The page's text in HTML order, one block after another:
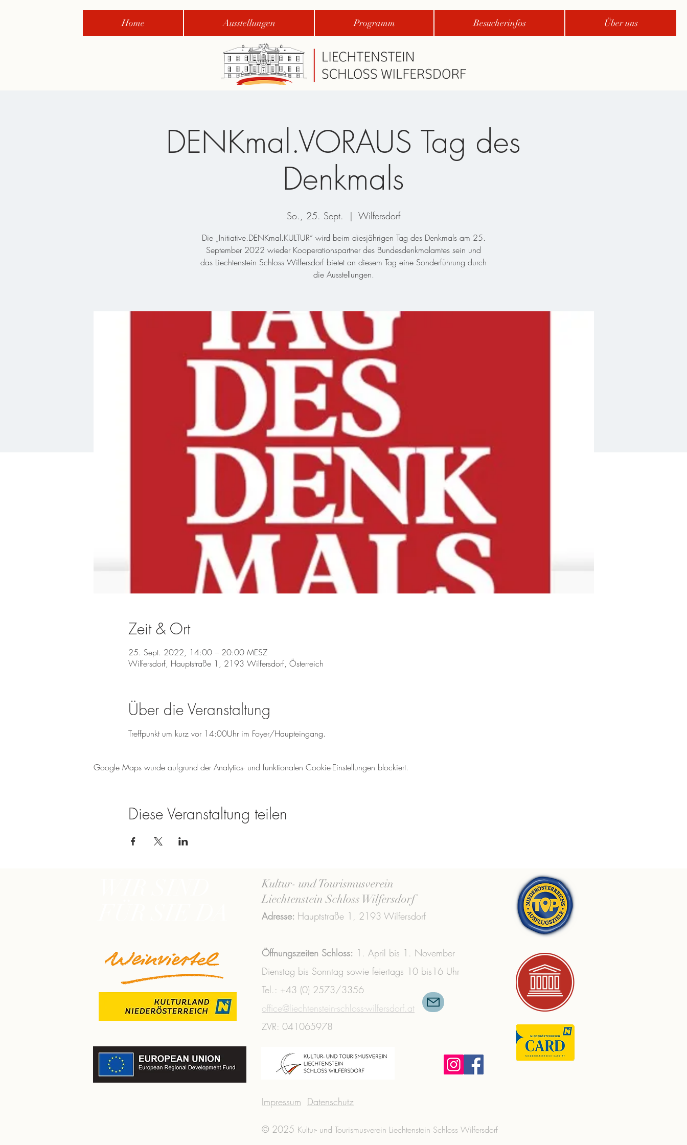
Home Ausstellungen Programm Besucherinfos Über uns
DENKmal.VORAUS Tag des
Denkmals
So., 25. Sept.
  |
Wilfersdorf
Die „Initiative.DENKmal.KULTUR“ wird beim diesjährigen Tag des Denkmals am 25.
September 2022 wieder Kooperationspartner des Bundesdenkmalamtes sein und
das Liechtenstein Schloss Wilfersdorf bietet an diesem Tag eine Sonderführung durch
die Ausstellungen.
Zeit & Ort
25. Sept. 2022, 14:00 – 20:00 MESZ
Wilfersdorf, Hauptstraße 1, 2193 Wilfersdorf, Österreich
Über die Veranstaltung
Treffpunkt um kurz vor 14:00Uhr im Foyer/Haupteingang.
Google Maps wurde aufgrund der Analytics- und funktionalen Cookie-Einstellungen blockiert.
Diese Veranstaltung teilen
Kultur- und Tourismusverein
Liechtenstein Schloss Wilfersdorf
Adresse: Hauptstraße 1, 2193 Wilfersdorf
Öffnungszeiten Schloss: 1. April bis 1. November
Dienstag bis Sonntag sowie feiertags 10 bis16 Uhr
Tel.: +43 (0) 2573/3356 ​
office@liechtenstein-schloss-wilfersdorf.at
ZVR: 041065978
Impressum Datenschutz
© 2025 Kultur- und Tourismusverein Liechtenstein Schloss Wilfersdorf